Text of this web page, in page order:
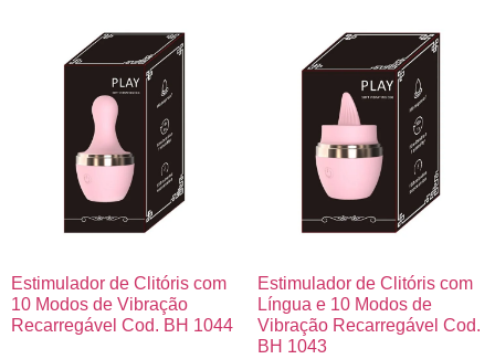
Estimulador de Clitóris com
10 Modos de Vibração
Recarregável Cod. BH 1044
Estimulador de Clitóris com
Língua e 10 Modos de
Vibração Recarregável Cod.
BH 1043